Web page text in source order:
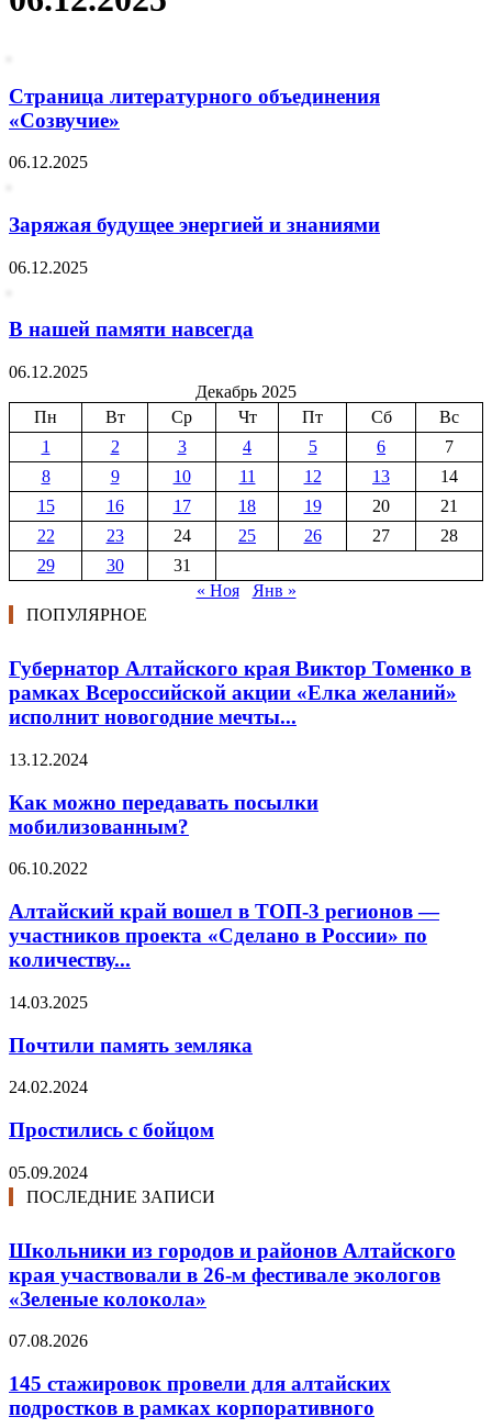
Страница литературного объединения
«Созвучие»
06.12.2025
Заряжая будущее энергией и знаниями
06.12.2025
В нашей памяти навсегда
06.12.2025
Декабрь 2025
Пн
Вт Ср Чт Пт Сб
Вс
1
2 3 4 5 6
7
8
9 10 11 12 13
14
15
16 17 18 19 20
21
22
23 24 25 26 27
28
29
30
31
« Ноя
Янв »
ПОПУЛЯРНОЕ
Губернатор Алтайского края Виктор Томенко в
рамках Всероссийской акции «Елка желаний»
исполнит новогодние мечты...
13.12.2024
Как можно передавать посылки
мобилизованным?
06.10.2022
Алтайский край вошел в ТОП-3 регионов —
участников проекта «Сделано в России» по
количеству...
14.03.2025
Почтили память земляка
24.02.2024
Простились с бойцом
05.09.2024
ПОСЛЕДНИЕ ЗАПИСИ
Школьники из городов и районов Алтайского
края участвовали в 26-м фестивале экологов
«Зеленые колокола»
07.08.2026
145 стажировок провели для алтайских
подростков в рамках корпоративного